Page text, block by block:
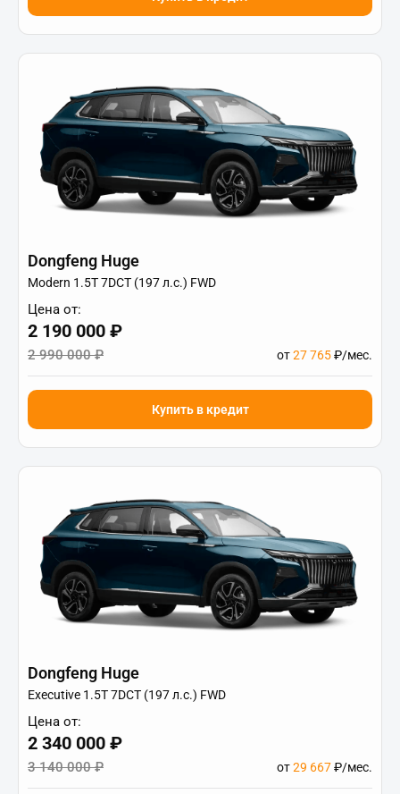
Dongfeng Huge
Modern 1.5T 7DCT (197 л.с.) FWD
Цена от:
2 190 000 ₽
2 990 000 ₽ от27 765₽/мес.
Купить в кредит
Dongfeng Huge
Executive 1.5T 7DCT (197 л.с.) FWD
Цена от:
2 340 000 ₽
3 140 000 ₽ от29 667₽/мес.